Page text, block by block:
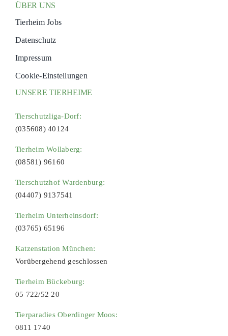
ÜBER UNS
Tierheim Jobs
Datenschutz
Impressum
Cookie-Einstellungen
UNSERE TIERHEIME
Tierschutzliga-Dorf:
(035608) 40124
Tierheim Wollaberg:
(08581) 96160
Tierschutzhof Wardenburg:
(04407) 9137541
Tierheim Unterheinsdorf:
(03765) 65196
Katzenstation München:
Vorübergehend geschlossen
Tierheim Bückeburg:
05 722/52 20
Tierparadies Oberdinger Moos:
0811 1740